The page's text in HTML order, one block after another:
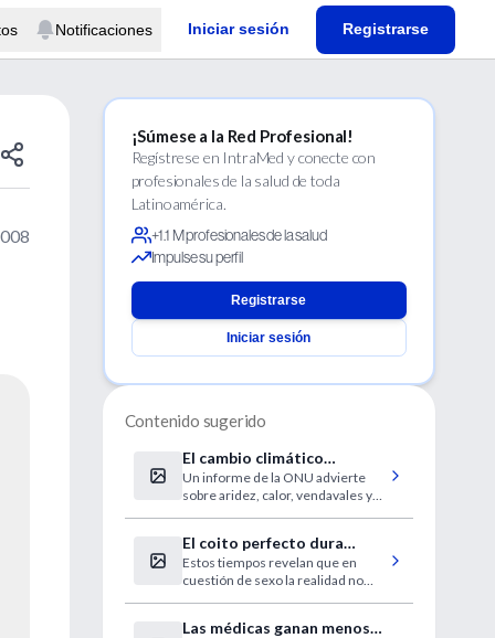
Notificaciones Iniciar sesión Registrarse
¡Súmese a la Red Profesional!
Regístrese en IntraMed y conecte con
profesionales de la salud de toda
Latinoamérica.
+1.1 M profesionales de la salud
Impulse su perfil
Registrarse
Iniciar sesión
Contenido sugerido
El cambio climático
amenaza la salud
Un informe de la ONU advierte
sobre aridez, calor, vendavales y
El coito perfecto dura
entre 7 y 13 minutos
Estos tiempos revelan que en
cuestión de sexo la realidad no
Las médicas ganan menos